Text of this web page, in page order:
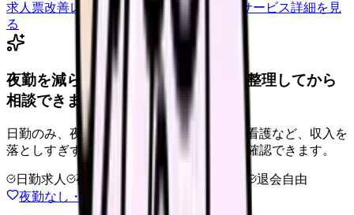
求人票改善レビューの見積もりを依頼
サービス詳細を見
る
夜勤を減らせる職場タイプを、先に整理してから
相談できます。
日勤のみ、夜勤少なめ、クリニック、訪問看護など、収入を
落としすぎずに夜勤負担を下げる選択肢を確認できます。
日勤求人 夜勤回数を相談 LINE相談OK
退会自由
夜勤なし・日勤求人の探し方を見る